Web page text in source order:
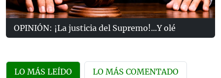
OPINIÓN: ¡La justicia del Supremo!...Y olé
LO MÁS LEÍDO LO MÁS COMENTADO